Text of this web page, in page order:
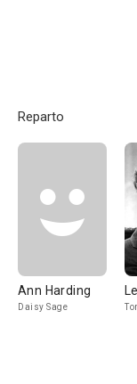
Reparto
Ann Harding
Daisy Sage